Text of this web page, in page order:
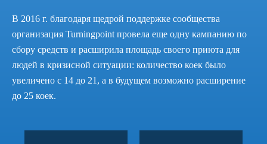
В 2016 г. благодаря щедрой поддержке сообщества
организация Turningpoint провела еще одну кампанию по
сбору средств и расширила площадь своего приюта для
людей в кризисной ситуации: количество коек было
увеличено с 14 до 21, а в будущем возможно расширение
до 25 коек.